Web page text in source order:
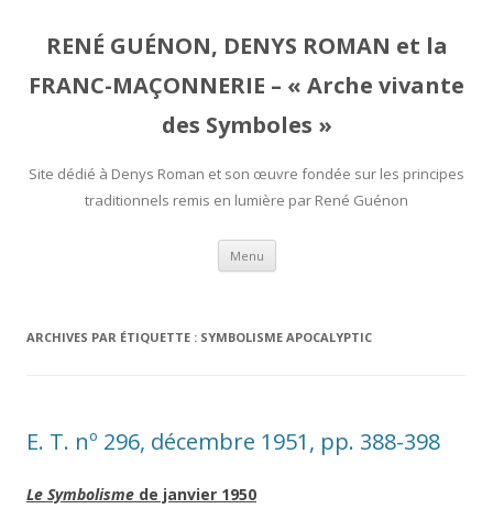
RENÉ GUÉNON, DENYS ROMAN et la
FRANC-MAÇONNERIE – « Arche vivante
des Symboles »
Site dédié à Denys Roman et son œuvre fondée sur les principes
traditionnels remis en lumière par René Guénon
Menu Aller
contenu
ARCHIVES PAR ÉTIQUETTE : SYMBOLISME APOCALYPTIC
E. T. nº 296, décembre 1951, pp. 388-398
Le Symbolisme de janvier 1950